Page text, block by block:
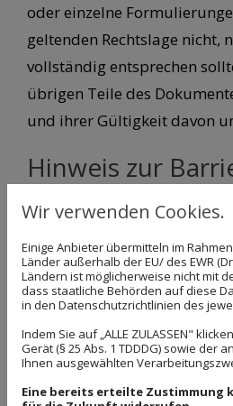
oder einzelne
geltenden Rechtslage nicht,
vollständig entsprechen
übrigen Teile des
und ihrer Gültigkeit davon
Hinweis zur
Wir bemühen uns, unsere
Barrierefreie-
(BITV) anzubieten. Sollten
Barrieren stoßen, wenden
info@malerbetriebkruse.de.
Wir verwenden Cookies.
Einige Anbieter übermitteln im
Länder außerhalb der EU/ des EWR
Ländern ist möglicherweise nicht mit
dass staatliche Behörden auf diese
in den Datenschutzrichtlinien des
Indem Sie auf „ALLE ZULASSEN"
Gerät (§ 25 Abs. 1 TDDDG) sowie
Ihnen ausgewählten
Eine bereits erteilte Zustimmung